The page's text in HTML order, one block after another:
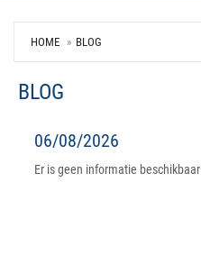
HOME BLOG
BLOG
06/08/2026
Er is geen informatie beschikbaar